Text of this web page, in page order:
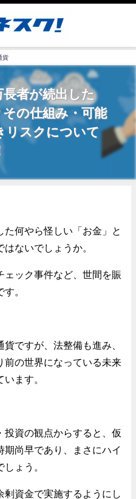
貨
者が続出した
その仕組み・可能
リスクについて
た何やら怪しい「お金」と
ないでしょうか。
ェック事件など、世間を賑
。
ですが、法整備も進み、
前の世界になっている未来
ます。
投資の観点からすると、仮
尚早であり、まさにハイ
ょう。
資金で実施するようにし